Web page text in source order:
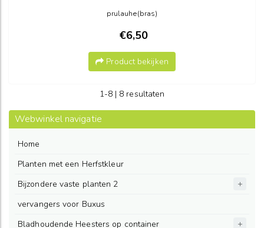
prulauhe(bras)
€6,50
Product bekijken
1-8 | 8 resultaten
Webwinkel navigatie
Home
Planten met een Herfstkleur
Bijzondere vaste planten 2
vervangers voor Buxus
Bladhoudende Heesters op container